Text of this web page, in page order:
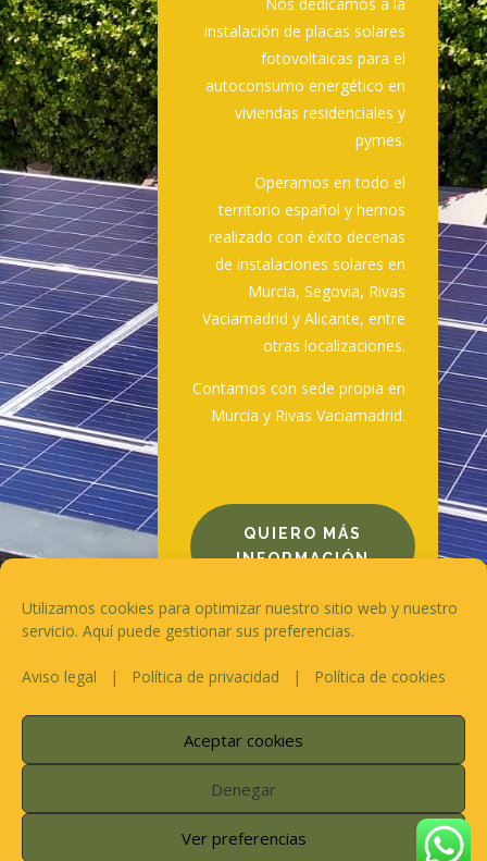
Utilizamos cookies para optimizar nuestro sitio web y nuestro
servicio. Aquí puede gestionar sus preferencias.
Aviso legal | Política de privacidad | Política de cookies
Aceptar cookies
Denegar
Ver preferencias
instalación de placas solares
fotovoltaicas para el
autoconsumo energético en
viviendas residenciales y
pymes.
Operamos en todo el
territorio español y hemos
realizado con éxito decenas
de instalaciones solares en
Murcia, Segovia, Rivas
Vaciamadrid y Alicante, entre
otras localizaciones.
Contamos con sede propia en
Murcia y Rivas Vaciamadrid.
QUIERO MÁS
INFORMACIÓN
Quiénes somos
Contacto
Política de cookies